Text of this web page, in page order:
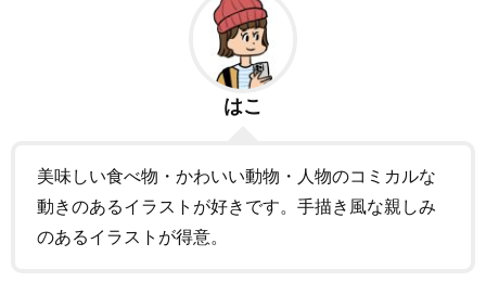
はこ
美味しい食べ物・かわいい動物・人物のコミカルな
動きのあるイラストが好きです。手描き風な親しみ
のあるイラストが得意。